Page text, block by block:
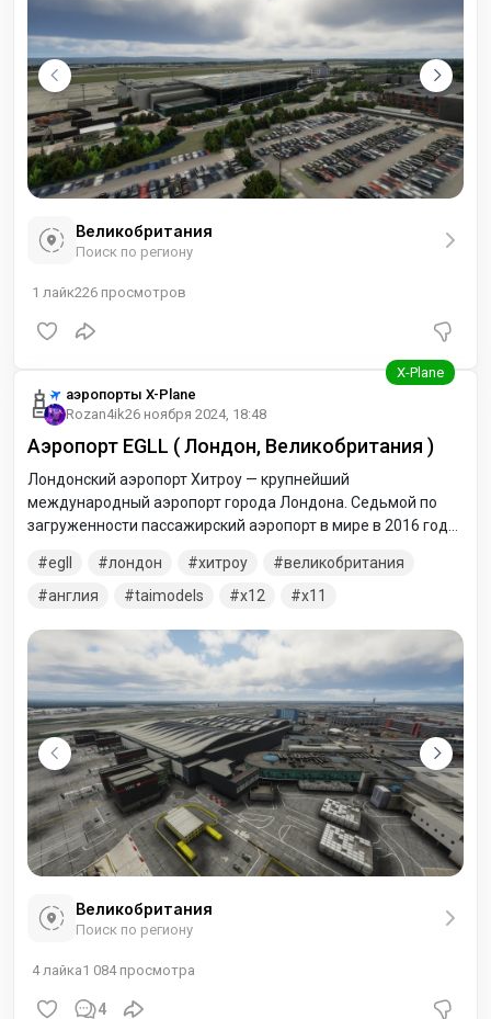
Великобритания
Поиск по региону
1 лайк226 просмотров
аэропорты X-Plane
Rozan4ik26 ноября 2024, 18:48
Аэропорт EGLL ( Лондон, Великобритания )
Лондонский аэропорт Хитроу — крупнейший
международный аэропорт города Лондона. Седьмой по
загруженности пассажирский аэропорт в мире в 2016 году,
центрального Лондона. Включает 5 терминалов: один
грузовой и 4 пассажирских терминала.
egll лондон хитроу
великобритания
англия
taimodels x12 x11
Великобритания
Поиск по региону
4лайка1 084просмотра
4